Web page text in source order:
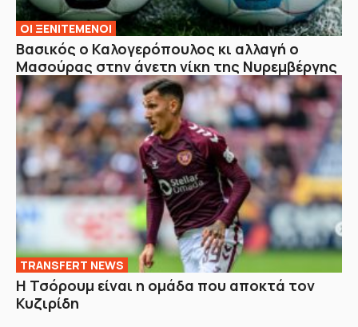
ΟΙ ΞΕΝΙΤΕΜΕΝΟΙ
Βασικός ο Καλογερόπουλος κι αλλαγή ο
Μασούρας στην άνετη νίκη της Νυρεμβέργης
TRANSFERT NEWS
Η Τσόρουμ είναι η ομάδα που αποκτά τον
Κυζιρίδη